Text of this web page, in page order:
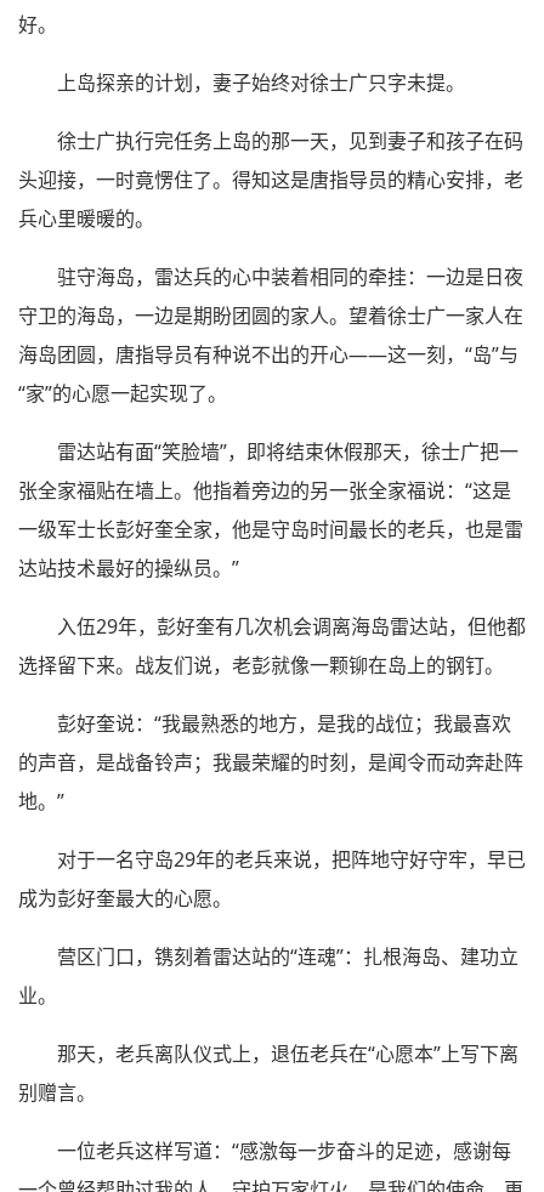
好。
上岛探亲的计划，妻子始终对徐士广只字未提。
徐士广执行完任务上岛的那一天，见到妻子和孩子在码
头迎接，一时竟愣住了。得知这是唐指导员的精心安排，老
兵心里暖暖的。
驻守海岛，雷达兵的心中装着相同的牵挂：一边是日夜
守卫的海岛，一边是期盼团圆的家人。望着徐士广一家人在
海岛团圆，唐指导员有种说不出的开心——这一刻，“岛”与
“家”的心愿一起实现了。
雷达站有面“笑脸墙”，即将结束休假那天，徐士广把一
张全家福贴在墙上。他指着旁边的另一张全家福说：“这是
一级军士长彭好奎全家，他是守岛时间最长的老兵，也是雷
达站技术最好的操纵员。”
入伍29年，彭好奎有几次机会调离海岛雷达站，但他都
选择留下来。战友们说，老彭就像一颗铆在岛上的钢钉。
彭好奎说：“我最熟悉的地方，是我的战位；我最喜欢
的声音，是战备铃声；我最荣耀的时刻，是闻令而动奔赴阵
地。”
对于一名守岛29年的老兵来说，把阵地守好守牢，早已
成为彭好奎最大的心愿。
营区门口，镌刻着雷达站的“连魂”：扎根海岛、建功立
业。
那天，老兵离队仪式上，退伍老兵在“心愿本”上写下离
别赠言。
一位老兵这样写道：“感激每一步奋斗的足迹，感谢每